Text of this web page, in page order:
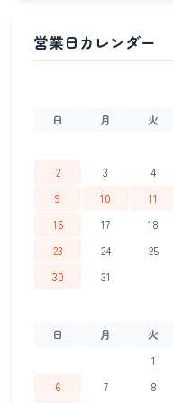
日 月 火
2
3 4
9
10 11
16
17 18
23
24 25
30
31
日 月 火
1
6
7 8